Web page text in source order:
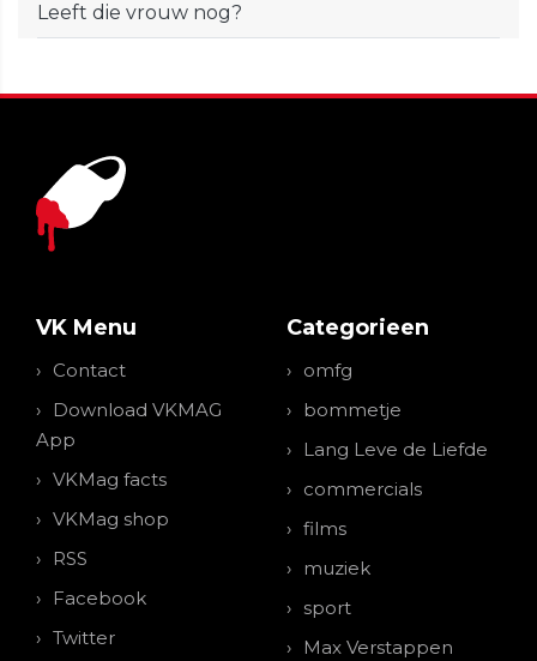
Leeft die vrouw nog?
VK Menu
Contact
Download VKMAG
App
VKMag facts
VKMag shop
RSS
Facebook
Twitter
Categorieen
omfg
bommetje
Lang Leve de Liefde
commercials
films
muziek
sport
Max Verstappen